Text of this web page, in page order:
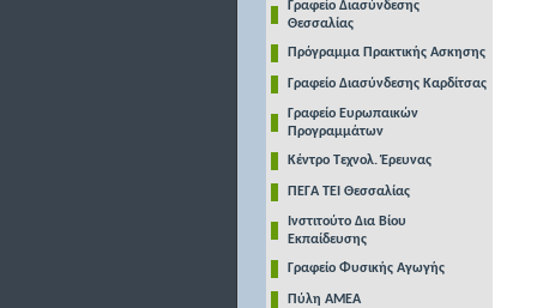
Γραφείο Διασύνδεσης
Θεσσαλίας
Πρόγραμμα Πρακτικής Ασκησης
Γραφείο Διασύνδεσης Καρδίτσας
Γραφείο Ευρωπαικών
Προγραμμάτων
Κέντρο Τεχνολ. Έρευνας
ΠΕΓΑ ΤΕΙ Θεσσαλίας
Ινστιτούτο Δια Βίου
Εκπαίδευσης
Γραφείο Φυσικής Αγωγής
Πύλη ΑΜΕΑ